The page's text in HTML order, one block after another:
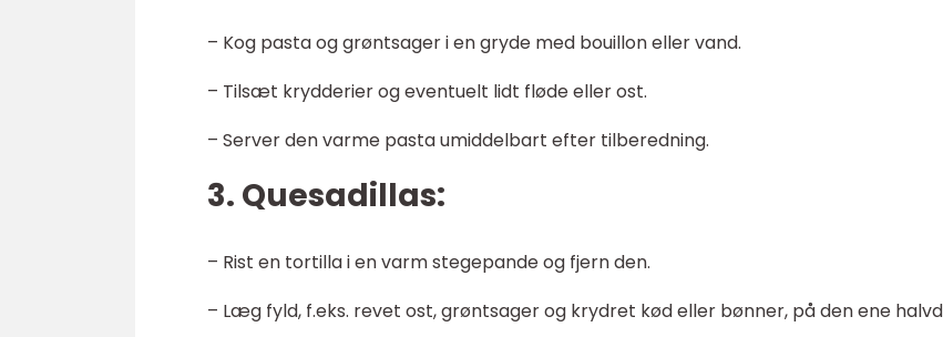
– Kog pasta og grøntsager i en gryde med bouillon eller vand.
– Tilsæt krydderier og eventuelt lidt fløde eller ost.
– Server den varme pasta umiddelbart efter tilberedning.
3. Quesadillas:
– Rist en tortilla i en varm stegepande og fjern den.
– Læg fyld, f.eks. revet ost, grøntsager og krydret kød eller bønner, på den ene